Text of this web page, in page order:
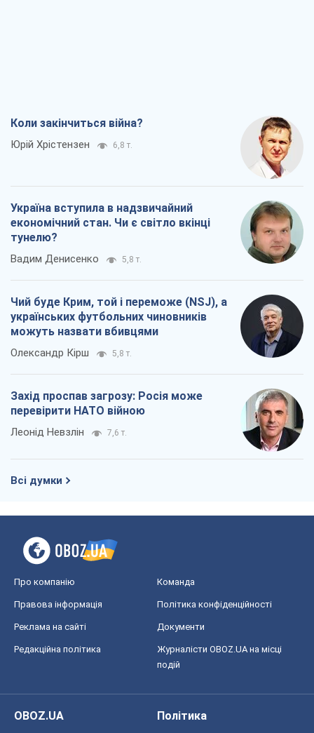
Коли закінчиться війна?
Юрій Хрістензен 6,8 т.
Україна вступила в надзвичайний
економічний стан. Чи є світло вкінці
тунелю?
Вадим Денисенко 5,8 т.
Чий буде Крим, той і переможе (NSJ), а
українських футбольних чиновників
можуть назвати вбивцями
Олександр Кірш 5,8 т.
Захід проспав загрозу: Росія може
перевірити НАТО війною
Леонід Невзлін 7,6 т.
Всі думки
Про компанію Команда
Правова інформація Політика конфіденційності
Реклама на сайті Документи
Редакційна політика
Журналісти OBOZ.UA на місці
подій
OBOZ.UA
Політика